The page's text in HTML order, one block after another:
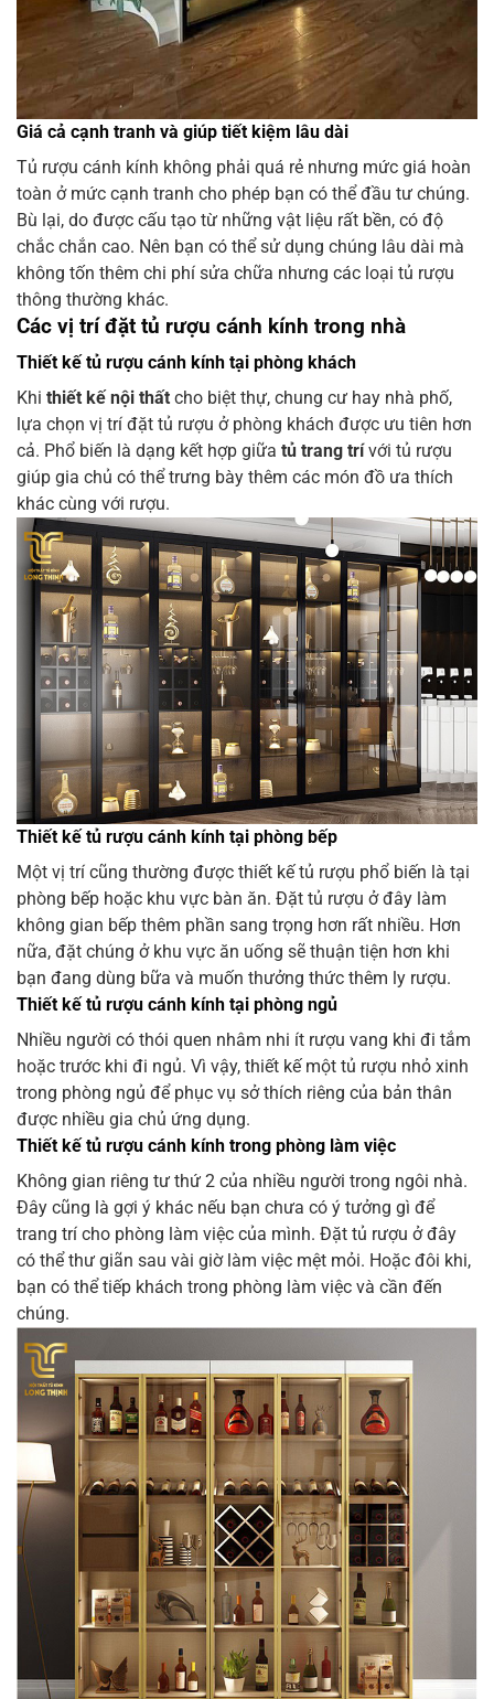
Giá cả cạnh tranh và giúp tiết kiệm lâu dài
Tủ rượu cánh kính không phải quá rẻ nhưng mức giá hoàn
toàn ở mức cạnh tranh cho phép bạn có thể đầu tư chúng.
Bù lại, do được cấu tạo từ những vật liệu rất bền, có độ
chắc chắn cao. Nên bạn có thể sử dụng chúng lâu dài mà
không tốn thêm chi phí sửa chữa nhưng các loại tủ rượu
thông thường khác.
Các vị trí đặt tủ rượu cánh kính trong nhà
Thiết kế tủ rượu cánh kính tại phòng khách
Khi thiết kế nội thất cho biệt thự, chung cư hay nhà phố,
lựa chọn vị trí đặt tủ rượu ở phòng khách được ưu tiên hơn
cả. Phổ biến là dạng kết hợp giữa tủ trang trívới tủ rượu
giúp gia chủ có thể trưng bày thêm các món đồ ưa thích
khác cùng với rượu.
Thiết kế tủ rượu cánh kính tại phòng bếp
Một vị trí cũng thường được thiết kế tủ rượu phổ biến là tại
phòng bếp hoặc khu vực bàn ăn. Đặt tủ rượu ở đây làm
không gian bếp thêm phần sang trọng hơn rất nhiều. Hơn
nữa, đặt chúng ở khu vực ăn uống sẽ thuận tiện hơn khi
bạn đang dùng bữa và muốn thưởng thức thêm ly rượu.
Thiết kế tủ rượu cánh kính tại phòng ngủ
Nhiều người có thói quen nhâm nhi ít rượu vang khi đi tắm
hoặc trước khi đi ngủ. Vì vậy, thiết kế một tủ rượu nhỏ xinh
trong phòng ngủ để phục vụ sở thích riêng của bản thân
được nhiều gia chủ ứng dụng.
Thiết kế tủ rượu cánh kính trong phòng làm việc
Không gian riêng tư thứ 2 của nhiều người trong ngôi nhà.
Đây cũng là gợi ý khác nếu bạn chưa có ý tưởng gì để
trang trí cho phòng làm việc của mình. Đặt tủ rượu ở đây
có thể thư giãn sau vài giờ làm việc mệt mỏi. Hoặc đôi khi,
bạn có thể tiếp khách trong phòng làm việc và cần đến
chúng.